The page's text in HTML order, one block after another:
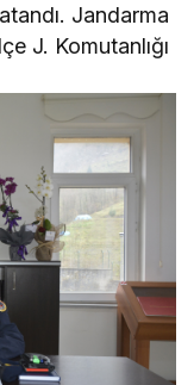
Jandarma
J. Komutanlığı